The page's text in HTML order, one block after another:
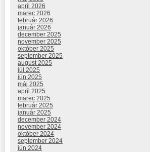
apríl 2026
marec 2026
február 2026
január 2026
december 2025
november 2025
október 2025
september 2025
august 2025
júl 2025
jún 2025
máj 2025
apríl 2025
marec 2025
február 2025
január 2025
december 2024
november 2024
október 2024
september 2024
jún 2024